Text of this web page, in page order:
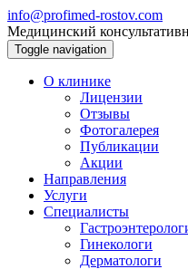
info@profimed-rostov.com
Медицинский
Toggle navigation
О клинике
Лицензии
Отзывы
Фотогалерея
Публикации
Акции
Направления
Услуги
Специалисты
Гинекологи
Дерматологи